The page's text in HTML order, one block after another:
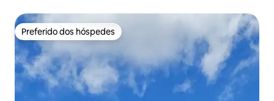
Preferido dos hóspedes
Preferido dos hóspedes